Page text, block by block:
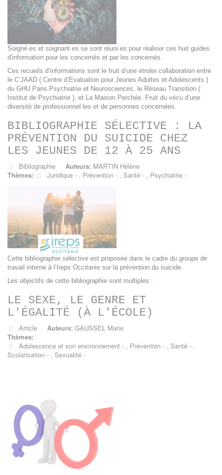
Soigné·es et soignant·es se sont réuni·es pour réaliser ces huit guides
d'information pour les concernés et par les concernés.
​Ces recueils d’informations sont le fruit d’une étroite collaboration entre
le C’JAAD ( Centre d’Evaluation pour Jeunes Adultes et Adolescents )
du GHU Paris Psychiatrie et Neurosciences, le Réseau Transition (
Institut de Psychiatrie ), et La Maison Perchée. Fruit du vécu d’une
diversité de professionnel·les et de personnes concernées.
BIBLIOGRAPHIE SÉLECTIVE : LA
PRÉVENTION DU SUICIDE CHEZ
LES JEUNES DE 12 À 25 ANS
Bibliographie Auteurs: MARTIN Hélène
Thèmes:
Juridique , Prévention , Santé , Psychiatrie
Cette bibliographie sélective est proposée dans le cadre du groupe de
travail interne à l’Ireps Occitanie sur la prévention du suicide.
Les objectifs de cette bibliographie sont multiples :
LE SEXE, LE GENRE ET
L'ÉGALITÉ (À L'ÉCOLE)
Article Auteurs: GAUSSEL Marie
Thèmes:
Adolescence et son environnement
, Prévention , Santé
,
Scolarisation
, Sexualité